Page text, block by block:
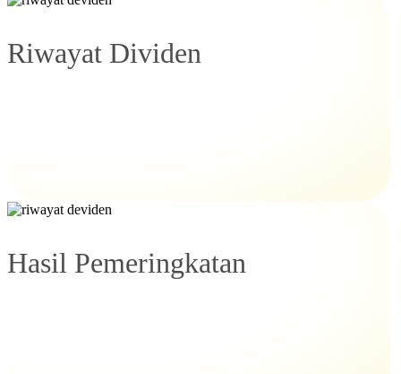
Riwayat Dividen
Hasil Pemeringkatan